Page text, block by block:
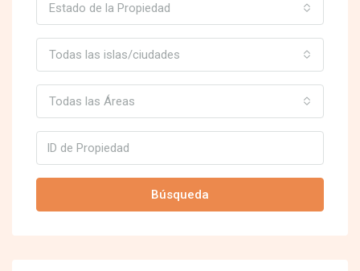
Estado de la Propiedad
Todas las islas/ciudades
Todas las Áreas
Búsqueda